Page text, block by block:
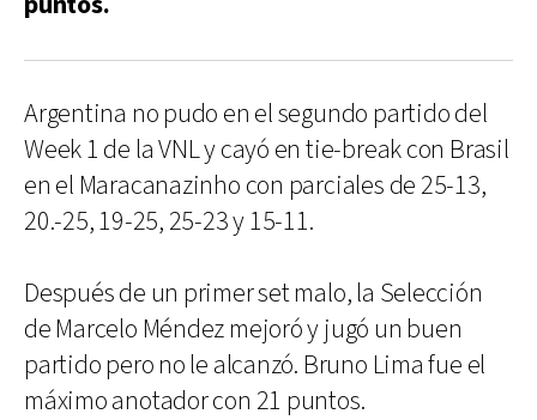
Argentina no pudo en el segundo partido del
Week 1 de la VNL y cayó en tie-break con Brasil
en el Maracanazinho con parciales de 25-13,
20.-25, 19-25, 25-23 y 15-11.
Después de un primer set malo, la Selección
de Marcelo Méndez mejoró y jugó un buen
partido pero no le alcanzó. Bruno Lima fue el
máximo anotador con 21 puntos.